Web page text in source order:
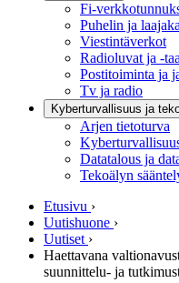
Fi-
Puhelin ja
Viestintäverkot
Radioluvat ja -
Postitoiminta ja
Tv ja radio
Kyberturvallisuus ja
Arjen tietoturva
Datatalous ja
Tekoälyn
Etusivu ›
Uutishuone ›
Uutiset ›
Haettavana
suunnittelu- ja